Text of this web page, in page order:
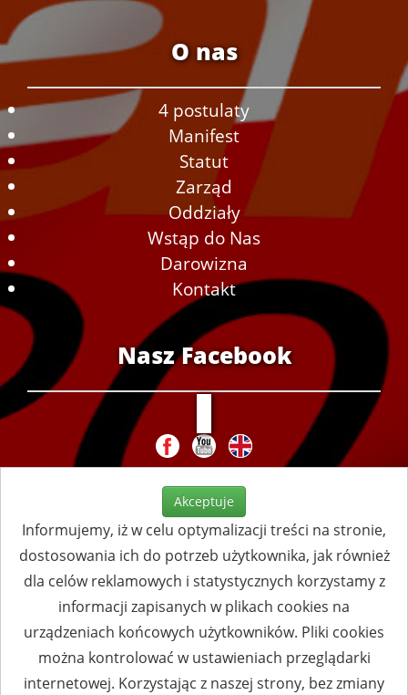
O nas
4 postulaty
Manifest
Statut
Zarząd
Oddziały
Wstąp do Nas
Darowizna
Kontakt
Nasz Facebook
Akceptuje
Informujemy, iż w celu optymalizacji treści na stronie,
dostosowania ich do potrzeb użytkownika, jak również
dla celów reklamowych i statystycznych korzystamy z
informacji zapisanych w plikach cookies na
urządzeniach końcowych użytkowników. Pliki cookies
można kontrolować w ustawieniach przeglądarki
internetowej. Korzystając z naszej strony, bez zmiany